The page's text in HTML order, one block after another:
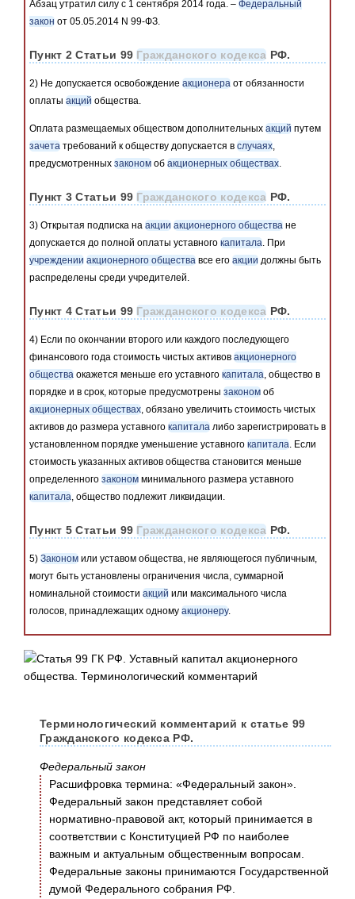
Абзац утратил силу с 1 сентября 2014 года. – Федеральный
закон от 05.05.2014 N 99-ФЗ.
Пункт 2 Статьи 99Гражданского кодекса РФ.
2) Не допускается освобождение акционера от обязанности
оплаты акций общества.
Оплата размещаемых обществом дополнительных акций путем
зачета требований к обществу допускается в случаях
предусмотренных законом об акционерных обществах
Пункт 3 Статьи 99Гражданского кодекса РФ.
3) Открытая подписка на акции акционерного общества не
допускается до полной оплаты уставного капитала. При
учреждении акционерного общества все его акции должны быть
распределены среди учредителей.
Пункт 4 Статьи 99Гражданского кодекса РФ.
4) Если по окончании второго или каждого последующего
финансового года стоимость чистых активов акционерного
общества окажется меньше его уставного капитала, общество в
порядке и в срок, которые предусмотрены законом об
акционерных обществах, обязано увеличить стоимость чистых
активов до размера уставного капитала либо зарегистрировать в
установленном порядке уменьшение уставного капитала. Если
стоимость указанных активов общества становится меньше
определенного законом минимального размера уставного
капитала, общество подлежит ликвидации.
Пункт 5 Статьи 99Гражданского кодекса РФ.
5) Законом или уставом общества, не являющегося публичным,
могут быть установлены ограничения числа, суммарной
номинальной стоимости акций или максимального числа
голосов, принадлежащих одному акционеру.
Терминологический комментарий к статье 99
Гражданского кодекса РФ.
Федеральный закон
Расшифровка термина: «Федеральный закон».
Федеральный закон представляет собой
нормативно-правовой акт, который принимается в
соответствии с Конституцией РФ по наиболее
важным и актуальным общественным вопросам.
Федеральные законы принимаются Государственной
думой Федерального собрания РФ.